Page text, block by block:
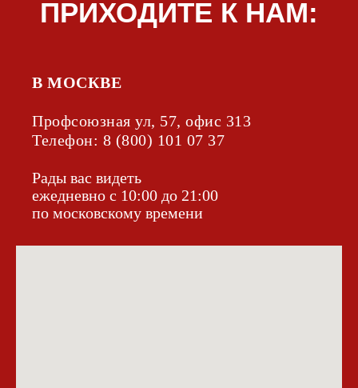
В МОСКВЕ
Профсоюзная ул, 57, офис 313
Телефон: 8 (800) 101 07 37
Рады вас видеть
ежедневно с 10:00 до 21:00
по московскому времени